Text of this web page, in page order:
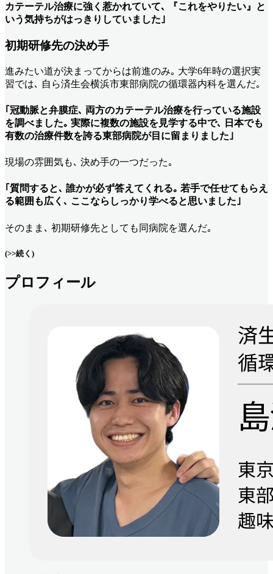
カテーテル治療に強く惹かれていて､ 『これをやりたい』と
いう気持ちがはっきりしていました｣
初期研修先の決め手
進みたい道が決まってからは前進のみ｡ 大学6年時の選択実
習では､ 自ら済生会横浜市東部病院の循環器内科を選んだ｡
｢冠動脈と弁膜症､ 両方のカテーテル治療を行っている施設
を調べました｡ 実際に複数の施設を見学する中で､ 日本でも
有数の治療件数を誇る東部病院が目に留まりました｣
現場の雰囲気も､ 決め手の一つだった｡
｢質問すると､ 誰かが必ず答えてくれる｡ 若手で任せてもらえ
る範囲も広く､ ここならしっかり学べると思いました｣
そのまま､ 初期研修先としても同病院を選んだ｡
(>>続く)
プロフィール